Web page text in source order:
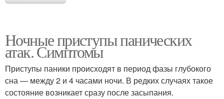
Ночные приступы панических
атак. Симптомы
Приступы паники происходят в период фазы глубокого
сна — между 2 и 4 часами ночи. В редких случаях такое
состояние возникает сразу после засыпания.